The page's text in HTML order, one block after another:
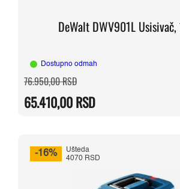
DeWalt DWV901L
Dostupno odmah
76.950,00RSDOriginalna
cena
bila:
76.950,00 RSD.
65.410,00RSD
Trenutna
cena
65.410,00 RSD.
-16%
Ušteda
4070 RSD